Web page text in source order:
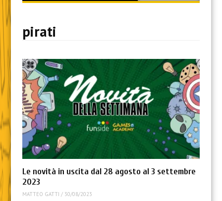
content
pirati
Le novità in uscita dal 28 agosto al 3 settembre
2023
MATTEO GATTI / 30/08/2023